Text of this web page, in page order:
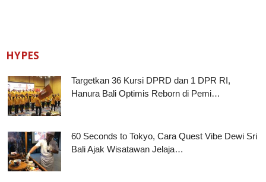
HYPES
Targetkan 36 Kursi DPRD dan 1 DPR RI,
Hanura Bali Optimis Reborn di Pemi…
60 Seconds to Tokyo, Cara Quest Vibe Dewi Sri
Bali Ajak Wisatawan Jelaja…